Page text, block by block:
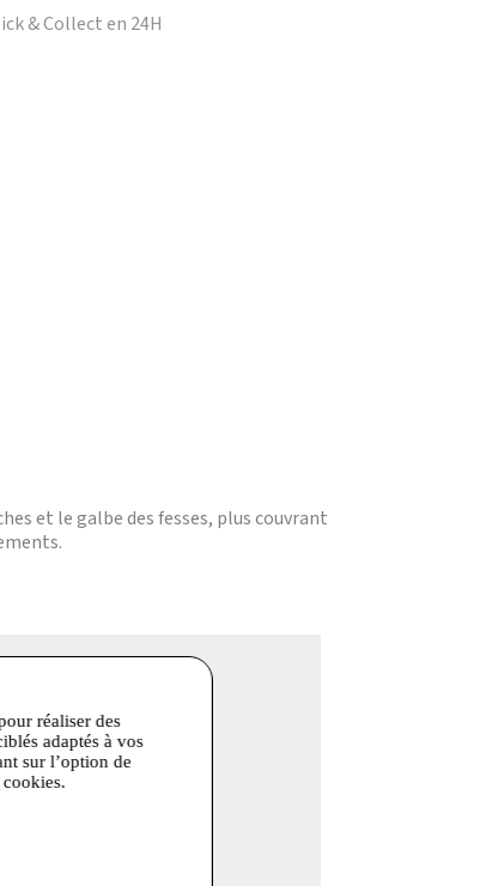
& Collect en 24H
et le galbe des fesses, plus couvrant
réaliser des
adaptés à vos
sur l’option de